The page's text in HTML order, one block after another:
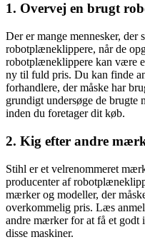
1. Overvej en brugt
Der er mange mennesker, der
robotplæneklippere, når de
robotplæneklippere kan være
ny til fuld pris. Du kan finde
forhandlere, der måske har
grundigt undersøge de brugte
inden du foretager dit køb.
2. Kig efter andre
Stihl er et velrenommeret
producenter af
mærker og modeller, der
overkommelig pris. Læs
andre mærker for at få et godt
disse maskiner.